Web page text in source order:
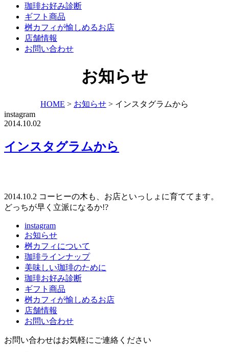
珈琲お好み診断
ギフト商品
桝カフィが愉しめるお店
店舗情報
お問い合わせ
お知らせ
HOME > お知らせ > インスタグラムから
instagram
2014.10.02
インスタグラムから
2014.10.2 コーヒーの木も、お店といっしょに育ててます。
どっちが早く立派になるか!?
instagram
お知らせ
桝カフィについて
珈琲ラインナップ
美味しい珈琲のために
珈琲お好み診断
ギフト商品
桝カフィが愉しめるお店
店舗情報
お問い合わせ
お問い合わせはお気軽にご連絡ください